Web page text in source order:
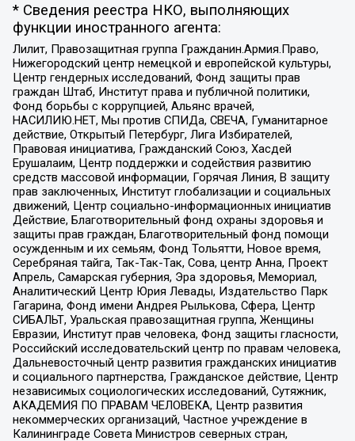
* Сведения реестра НКО, выполняющих
функции иностранного агента:
Лилит, Правозащитная группа Гражданин.Армия.Право,
Нижегородский центр немецкой и европейской культуры,
Центр гендерных исследований, Фонд защиты прав
граждан Штаб, Институт права и публичной политики,
Фонд борьбы с коррупцией, Альянс врачей,
НАСИЛИЮ.НЕТ, Мы против СПИДа, СВЕЧА, Гуманитарное
действие, Открытый Петербург, Лига Избирателей,
Правовая инициатива, Гражданский Союз, Хасдей
Ерушалаим, Центр поддержки и содействия развитию
средств массовой информации, Горячая Линия, В защиту
прав заключенных, Институт глобализации и социальных
движений, Центр социально-информационных инициатив
Действие, Благотворительный фонд охраны здоровья и
защиты прав граждан, Благотворительный фонд помощи
осужденным и их семьям, Фонд Тольятти, Новое время,
Серебряная тайга, Так-Так-Так, Сова, центр Анна, Проект
Апрель, Самарская губерния, Эра здоровья, Мемориал,
Аналитический Центр Юрия Левады, Издательство Парк
Гагарина, Фонд имени Андрея Рылькова, Сфера, Центр
СИБАЛЬТ, Уральская правозащитная группа, Женщины
Евразии, Институт прав человека, Фонд защиты гласности,
Российский исследовательский центр по правам человека,
Дальневосточный центр развития гражданских инициатив
и социального партнерства, Гражданское действие, Центр
независимых социологических исследований, Сутяжник,
АКАДЕМИЯ ПО ПРАВАМ ЧЕЛОВЕКА, Центр развития
некоммерческих организаций, Частное учреждение в
Калининграде Совета Министров северных стран,